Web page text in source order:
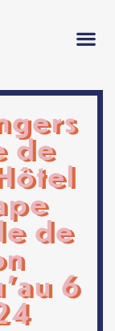
de
de
6